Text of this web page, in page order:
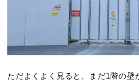
ただよくよく見ると、まだ1階の壁